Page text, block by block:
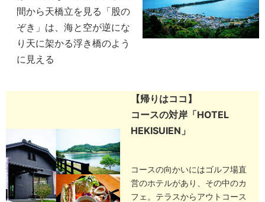
間から天橋立を見る「股の
ぞき」は、海と空が逆にな
り天に架かる浮き橋のよう
に見える
【帰りはココ】
コースの対岸「HOTEL
HEKISUIEN」
コースの向かいにはゴルフ場直
営のホテルがあり、その中のカ
フェ。テラスからアウトコース